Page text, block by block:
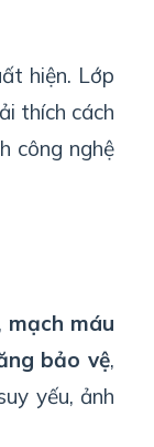
hiện. Lớp
thích cách
công nghệ
, mạch máu
bảo vệ,
yếu, ảnh